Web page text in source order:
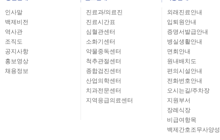
인사말
백제비전
역사관
조직도
공지사항
홍보영상
채용정보
진료과/의료진
진료시간표
심혈관센터
소화기센터
약물중독센터
척추관절센터
종합검진센터
산업의학센터
치과전문센터
지역응급의료센터
외래진료안내
입퇴원안내
증명서발급안내
병실생활안내
면회안내
원내배치도
편의시설안내
전화번호안내
오시는길/주차장
지원부서
장례식장
비급여항목
백제간호조무사양